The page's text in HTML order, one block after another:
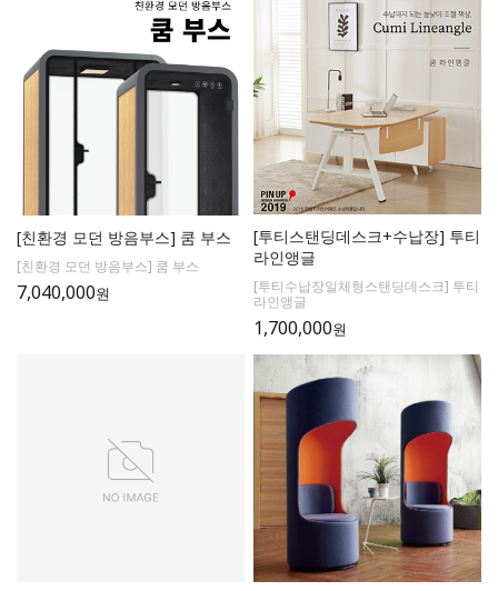
[친환경 모던 방음부스] 쿰 부스
[친환경 모던 방음부스] 쿰 부스
7,040,000원
[투티스탠딩데스크+수납장] 투티
라인앵글
[투티수납장일체형스탠딩데스크] 투티
라인앵글
1,700,000원